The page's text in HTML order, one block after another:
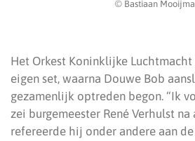
© Bastiaan
Het Orkest Koninklijke
eigen set, waarna Douwe Bob
gezamenlijk optreden begon. “Ik
zei burgemeester René Verhulst
refereerde hij onder andere aan de